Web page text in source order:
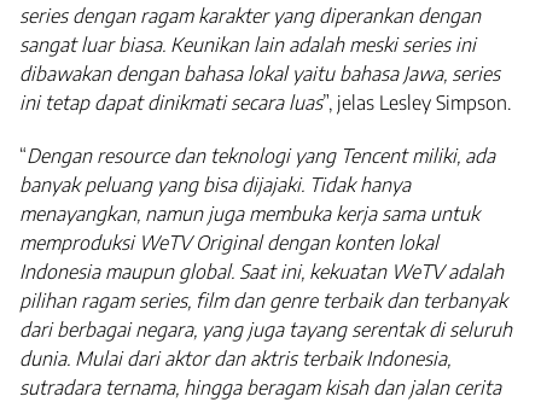
series dengan ragam karakter yang diperankan dengan
sangat luar biasa. Keunikan lain adalah meski series ini
dibawakan dengan bahasa lokal yaitu bahasa Jawa, series
ini tetap dapat dinikmati secara luas”, jelas Lesley Simpson.
“Dengan resource dan teknologi yang Tencent miliki, ada
banyak peluang yang bisa dijajaki. Tidak hanya
menayangkan, namun juga membuka kerja sama untuk
memproduksi WeTV Original dengan konten lokal
Indonesia maupun global. Saat ini, kekuatan WeTV adalah
pilihan ragam series, film dan genre terbaik dan terbanyak
dari berbagai negara, yang juga tayang serentak di seluruh
dunia. Mulai dari aktor dan aktris terbaik Indonesia,
sutradara ternama, hingga beragam kisah dan jalan cerita